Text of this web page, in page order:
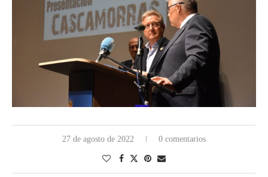
27 de agosto de 2022 0 comentarios